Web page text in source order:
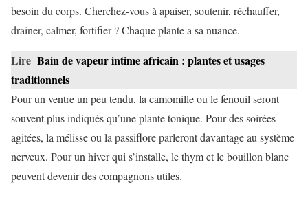
besoin du corps. Cherchez-vous à apaiser, soutenir, réchauffer,
drainer, calmer, fortifier ? Chaque plante a sa nuance.
Lire Bain de vapeur intime africain : plantes et usages
traditionnels
Pour un ventre un peu tendu, la camomille ou le fenouil seront
souvent plus indiqués qu’une plante tonique. Pour des soirées
agitées, la mélisse ou la passiflore parleront davantage au système
nerveux. Pour un hiver qui s’installe, le thym et le bouillon blanc
peuvent devenir des compagnons utiles.